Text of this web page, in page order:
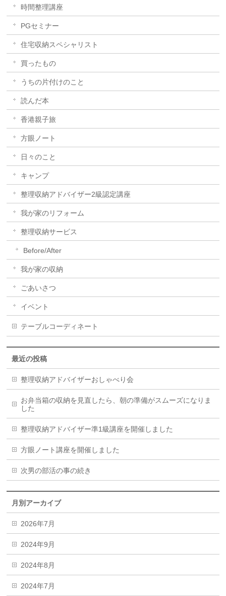
時間整理講座
PGセミナー
住宅収納スペシャリスト
買ったもの
うちの片付けのこと
読んだ本
香港親子旅
方眼ノート
日々のこと
キャンプ
整理収納アドバイザー2級認定講座
我が家のリフォーム
整理収納サービス
Before/After
我が家の収納
ごあいさつ
イベント
テーブルコーディネート
最近の投稿
整理収納アドバイザーおしゃべり会
お弁当箱の収納を見直したら、朝の準備がスムーズになりま
した
整理収納アドバイザー準1級講座を開催しました
方眼ノート講座を開催しました
次男の部活の事の続き
月別アーカイブ
2026年7月
2024年9月
2024年8月
2024年7月